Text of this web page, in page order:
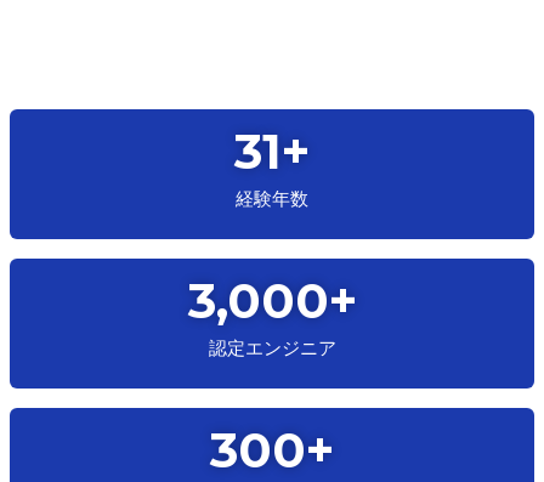
31+
経験年数
3,000+
認定エンジニア
300+